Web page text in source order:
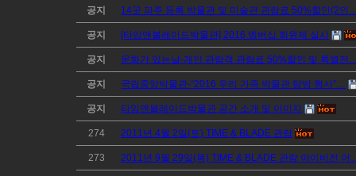
공지 14곳 파주 등록 박물관 및 미술관 관람료 50%할인(2인
공지 [타임앤블레이드박물관] 2016 멤버십 회원제 실시
공지 문화가 있는날-개인 관람객 관람료 50%할인 및 특별전
공지 국립중앙박물관-“2016 우리 가족 박물관 탐방 행사”…
공지 타임앤블레이드박물관 공간 소개 및 이미지
274 2011년 4월 2일(토) TIME & BLADE 관람
273 2011년 9월 29일(목) TIME & BLADE 관람 아이비전 어